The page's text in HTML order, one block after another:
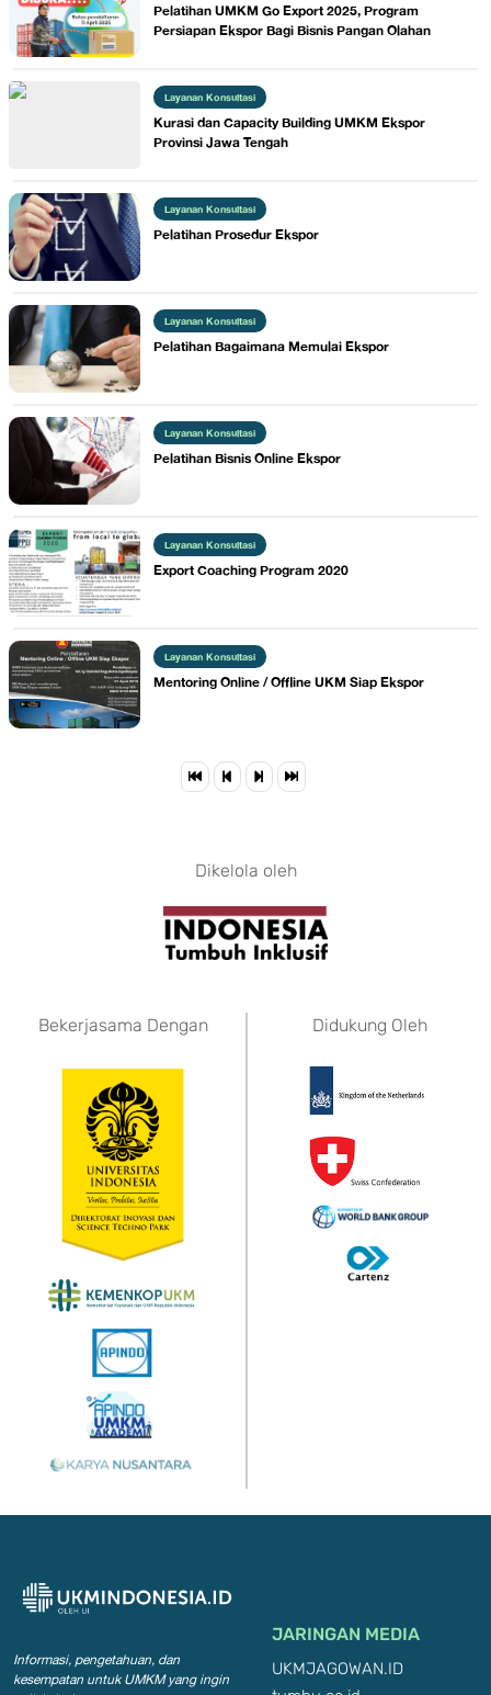
Pelatihan UMKM Go Export 2025, Program
Persiapan Ekspor Bagi Bisnis Pangan Olahan
Layanan Konsultasi
Kurasi dan Capacity Building UMKM Ekspor
Provinsi Jawa Tengah
Layanan Konsultasi
Pelatihan Prosedur Ekspor
Layanan Konsultasi
Pelatihan Bagaimana Memulai Ekspor
Layanan Konsultasi
Pelatihan Bisnis Online Ekspor
Layanan Konsultasi
Export Coaching Program 2020
Layanan Konsultasi
Mentoring Online / Offline UKM Siap Ekspor
Dikelola oleh
Bekerjasama Dengan Didukung Oleh
Informasi, pengetahuan, dan
kesempatan untuk UMKM yang ingin
JARINGAN MEDIA
UKMJAGOWAN.ID